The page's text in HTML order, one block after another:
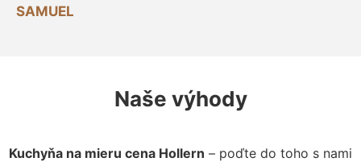
SAMUEL
Naše výhody
Kuchyňa na mieru cena Hollern – poďte do toho s nami